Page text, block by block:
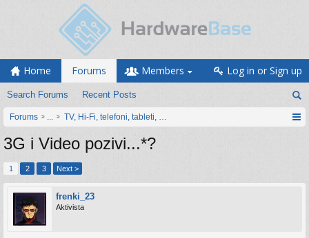
Home Forums
Search Forums Recent Posts
Members Log in or Sign up
Forums ... TV, Hi-Fi, telefoni, tableti, satovi, IoT oprema
3G i Video pozivi...*?
1 2 3 Next >
frenki_23
Aktivista